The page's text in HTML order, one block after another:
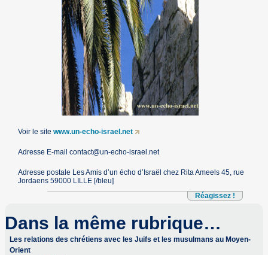
Voir le sitewww.un-echo-israel.net
Adresse E-mail contact@un-echo-israel.net
Adresse postale Les Amis d’un écho d’Israël chez Rita Ameels 45, rue
Jordaens 59000 LILLE [/bleu]
Réagissez !
Dans la même rubrique…
Les relations des chrétiens avec les Juifs et les musulmans au Moyen-
Orient